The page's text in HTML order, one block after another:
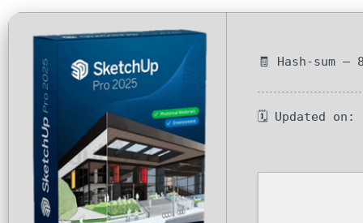
🧾 Hash-sum —
🗓 Updated on: